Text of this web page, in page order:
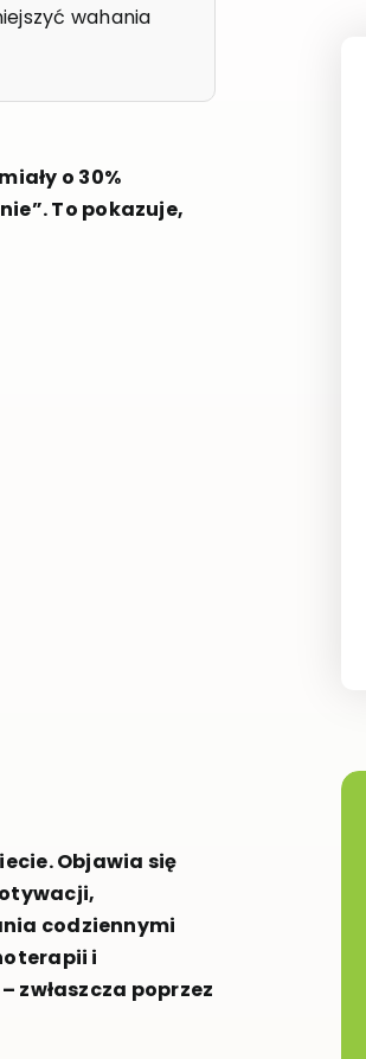
wahania
o 30%
To pokazuje,
Objawia się
codziennymi
i
zwłaszcza poprzez